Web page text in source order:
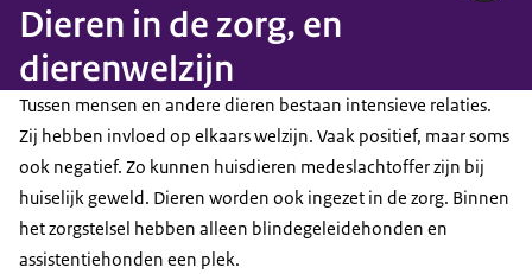
Dieren in de zorg, en
dierenwelzijn
Tussen mensen en andere dieren bestaan intensieve relaties.
Zij hebben invloed op elkaars welzijn. Vaak positief, maar soms
ook negatief. Zo kunnen huisdieren medeslachtoffer zijn bij
huiselijk geweld. Dieren worden ook ingezet in de zorg. Binnen
het zorgstelsel hebben alleen blindegeleidehonden en
assistentiehonden een plek.